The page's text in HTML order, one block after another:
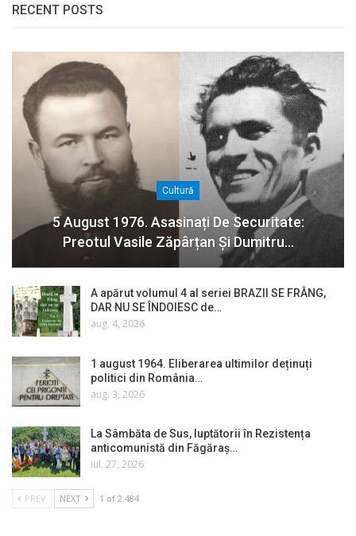
RECENT POSTS
Cultură
5 August 1976. Asasinați De Securitate:
Preotul Vasile Zăpârțan Și Dumitru…
A apărut volumul 4 al seriei BRAZII SE FRÂNG,
DAR NU SE ÎNDOIESC de…
aug. 4, 2026
1 august 1964. Eliberarea ultimilor deținuți
politici din România…
aug. 3, 2026
La Sâmbăta de Sus, luptătorii în Rezistența
anticomunistă din Făgăraș…
iul. 27, 2026
PREV NEXT 1 of 2.484